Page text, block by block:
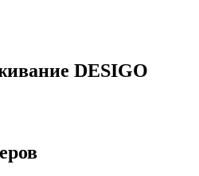
DESIGO